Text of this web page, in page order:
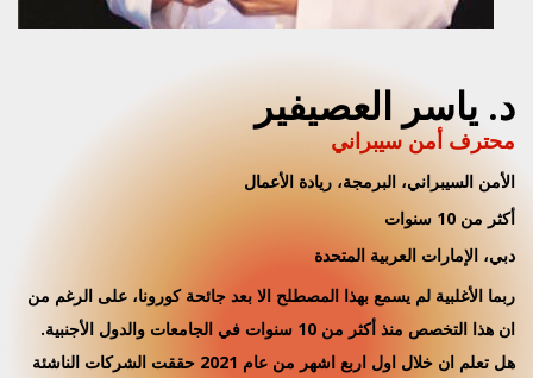
د. ياسر العصيفير
محترف أمن سيبراني
الأمن السيبراني، البرمجة، ريادة الأعمال
أكثر من 10 سنوات
دبي، الإمارات العربية المتحدة
ربما الأغلبية لم يسمع بهذا المصطلح الا بعد جائحة كورونا، على الرغم من
ان هذا التخصص منذ أكثر من 10 سنوات في الجامعات والدول الأجنبية.
هل تعلم ان خلال اول اربع اشهر من عام 2021 حققت الشركات الناشئة